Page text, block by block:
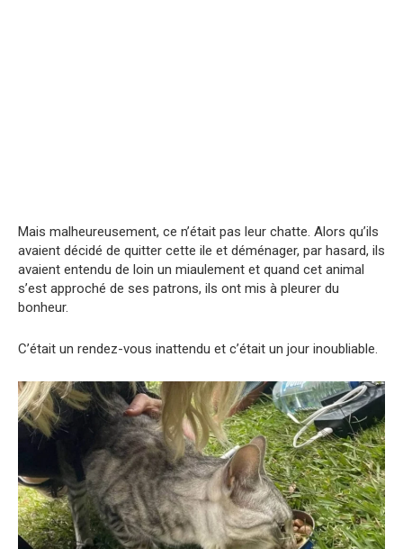
Mais malheureusement, ce n’était pas leur chatte. Alors qu’ils
avaient décidé de quitter cette ile et déménager, par hasard, ils
avaient entendu de loin un miaulement et quand cet animal
s’est approché de ses patrons, ils ont mis à pleurer du
bonheur.
C’était un rendez-vous inattendu et c’était un jour inoubliable.